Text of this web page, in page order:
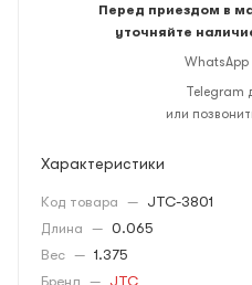
Перед приездом в
уточняйте
WhatsApp
Telegram
или
Характеристики
Код товара — JTC-3801
Длина — 0.065
Вес — 1.375
Бренд — JTC